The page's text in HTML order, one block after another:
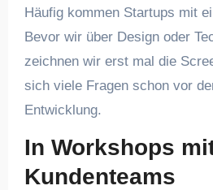
Häufig kommen Startups mit
Bevor wir über Design oder
zeichnen wir erst mal die
sich viele Fragen schon vor
Entwicklung.
In Workshops
Kundenteams